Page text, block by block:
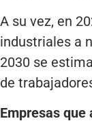
A su vez, en
industriales a
2030 se
de
Empresas que